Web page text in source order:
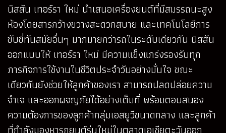
นิสสัน เทอร์รา ใหม่ นำเสนอเครื่องยนต์ที่มีสมรรถนะสูง
ห้องโดยสารกว้างขวางสะดวกสบาย และเทคโนโลยีการ
ขับขี่ทันสมัยอื่นๆ มากมายกว่ารถในระดับเดียวกัน นิสสัน
ออกแบบให้ เทอร์รา ใหม่ มีความแข็งแกร่งรองรับทุก
ภารกิจการใช้งานในชีวิตประจำวันอย่างมั่นใจ ขณะ
เดียวกันยังช่วยให้ลูกค้าของเรา สามารถปลดปล่อยความ
จำเจ และออกผจญภัยได้อย่างเต็มที่ พร้อมตอบสนอง
ความต้องการของลูกค้ากลุ่มเอสยูวีขนาดกลาง และลูกค้า